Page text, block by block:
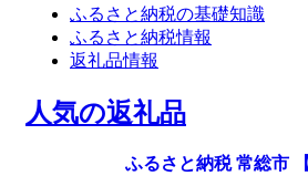
ふるさと納税の基礎知識
ふるさと納税情報
返礼品情報
人気の返礼品
ふるさと納税 常総市